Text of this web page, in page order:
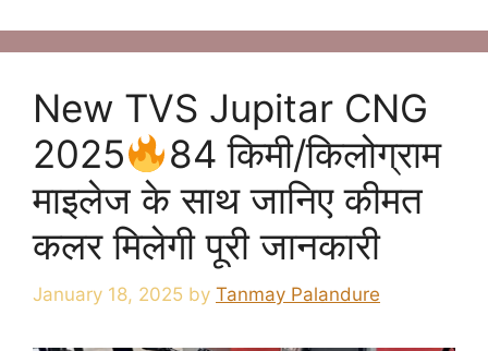
New TVS Jupitar CNG
2025
84 किमी/किलोग्राम
माइलेज के साथ जानिए कीमत
कलर मिलेगी पूरी जानकारी
January 18, 2025 by Tanmay Palandure